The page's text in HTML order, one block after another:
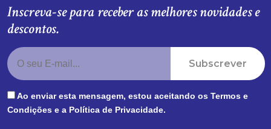
Inscreva-se para receber as melhores novidades e
descontos.
Subscrever
Ao enviar esta mensagem, estou aceitando os Termos e
Condições e a Política de Privacidade.